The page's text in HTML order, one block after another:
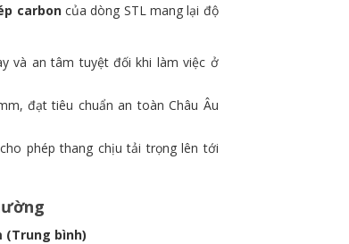
carboncủa dòng STL mang lại độ
và an tâm tuyệt đối khi làm việc ở
đạt tiêu chuẩn an toàn Châu Âu
phép thang chịu tải trọng lên tới
(Trung bình)